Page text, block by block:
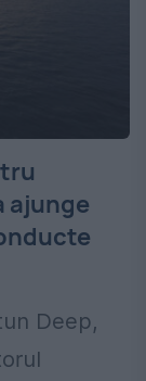
ajunge
Deep,